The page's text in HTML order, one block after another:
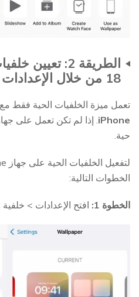
18 من خلال الإعدادات
تعمل ميزة الخلفيات الحية فقط مع
iPhone. إذا لم تكن تعمل على
حية.
الخطوات التالية:
الخطوة 1: افتح الإعدادات >